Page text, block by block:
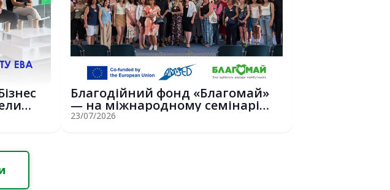
Благодійний фонд «Благомай»
— на міжнародному семінарі
Erasmus+ у С...
23/07/2026